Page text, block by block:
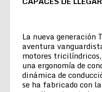
La nueva generación
aventura
motores
una ergonomía de
dinámica de
se ha fabricado con